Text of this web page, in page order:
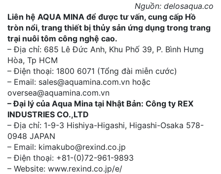
Nguồn: delosaqua.co
Liên hệ AQUA MINA để được tư vấn, cung cấp Hồ
tròn nổi, trang thiết bị thủy sản ứng dụng trong trang
trại nuôi tôm công nghệ cao.
– Địa chỉ: 685 Lê Đức Anh, Khu Phố 39, P. Bình Hưng
Hòa, Tp HCM
– Điện thoại: 1800 6071 (Tổng đài miễn cước)
– Email: sales@aquamina.com.vn hoặc
oversea@aquamina.com.vn
– Đại lý của Aqua Mina tại Nhật Bản: Công ty REX
INDUSTRIES CO.,LTD
– Địa chỉ: 1-9-3 Hishiya-Higashi, Higashi-Osaka 578-
0948 JAPAN
– Email: kimakubo@rexind.co.jp
– Điện thoại: +81-(0)72-961-9893
– Website: www.rexind.co.jp/e/